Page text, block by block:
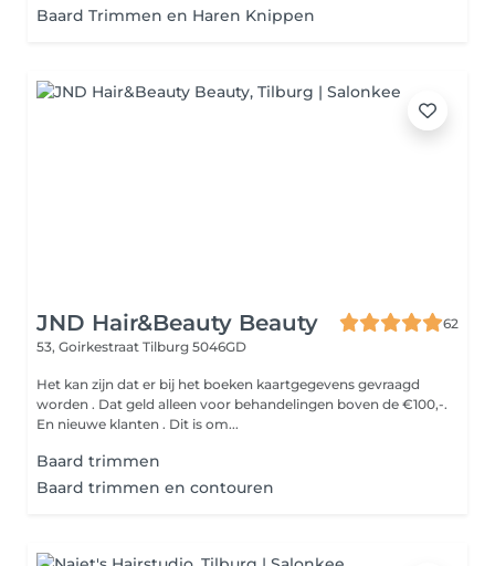
Baard Trimmen en Haren Knippen
JND Hair&Beauty Beauty
62
53, Goirkestraat Tilburg 5046GD
Het kan zijn dat er bij het boeken kaartgegevens gevraagd
worden . Dat geld alleen voor behandelingen boven de €100,-.
En nieuwe klanten . Dit is om...
Baard trimmen
Baard trimmen en contouren